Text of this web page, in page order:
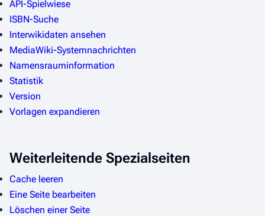
API-Spielwiese
ISBN-Suche
Interwikidaten ansehen
MediaWiki-Systemnachrichten
Namensrauminformation
Statistik
Version
Vorlagen expandieren
Weiterleitende Spezialseiten
Cache leeren
Eine Seite bearbeiten
Löschen einer Seite